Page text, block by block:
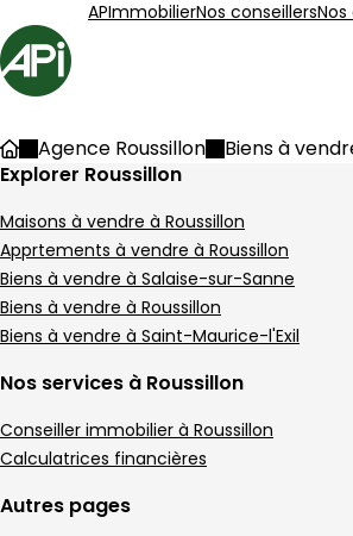
APImmobilierNos conseillers
Accueil
22 Biens en vente
dans notre agence de Roussillon
AccueilAgence Roussillon
Biens à
Explorer Roussillon
Maisons à vendre à Roussillon
Apprtements à vendre à Roussillon
Biens à vendre à Salaise-sur-Sanne
Biens à vendre à Roussillon
Biens à vendre à Saint-Maurice-l'Exil
Nos services à Roussillon
Conseiller immobilier à Roussillon
Calculatrices financières
Autres pages